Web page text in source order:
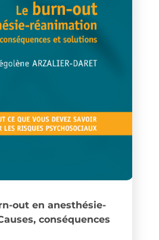
out en anesthésie-
conséquences